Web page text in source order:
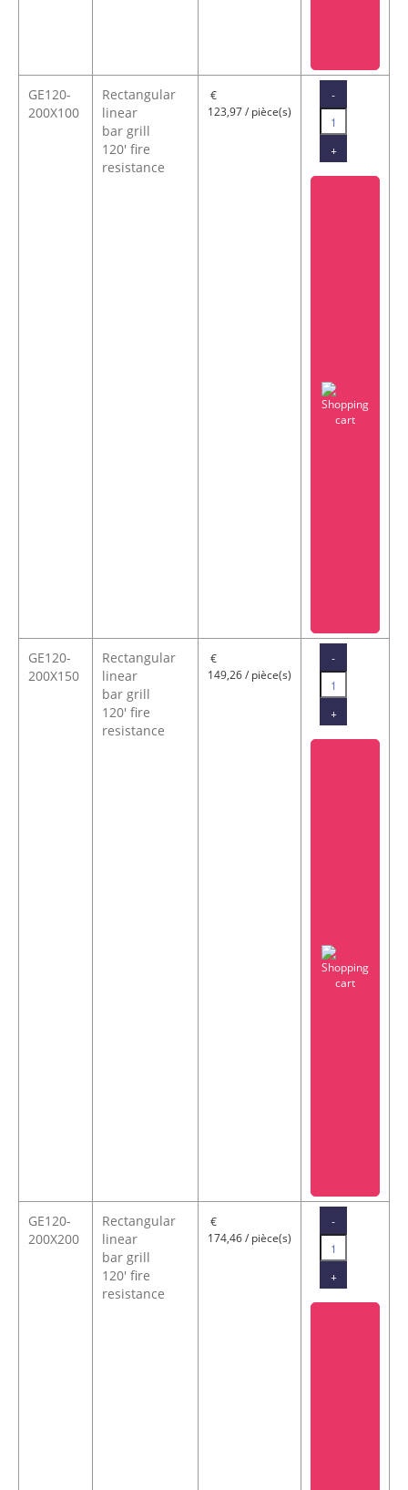
GE120-
200X100
Rectangular
linear
bar grill
120' fire
resistance
123,97 / pièce(s)
GE120-
200X150
Rectangular
linear
bar grill
120' fire
resistance
149,26 / pièce(s)
GE120-
200X200
Rectangular
linear
bar grill
120' fire
resistance
174,46 / pièce(s)